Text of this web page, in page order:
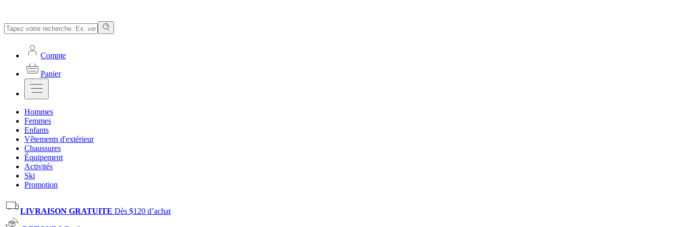
Compte
Panier
Hommes
Femmes
Enfants
Vêtements d'extérieur
Chaussures
Équipement
Activités
Ski
Promotion
LIVRAISON GRATUITE Dès $120 d’achat